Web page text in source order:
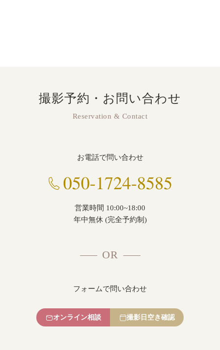
撮影予約・お問い合わせ
Reservation & Contact
お電話で問い合わせ
営業時間 10:00~18:00
年中無休 (完全予約制)
OR
フォームで問い合わせ
オンライン相談 撮影日空き確認